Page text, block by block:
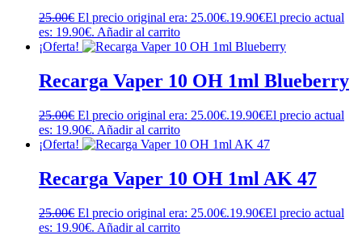
25.00€ El precio original era: 25.00€.19.90€El precio actual
es: 19.90€. Añadir al carrito
¡Oferta!
Recarga Vaper 10 OH 1ml Blueberry
25.00€ El precio original era: 25.00€.19.90€El precio actual
es: 19.90€. Añadir al carrito
¡Oferta!
Recarga Vaper 10 OH 1ml AK 47
25.00€ El precio original era: 25.00€.19.90€El precio actual
es: 19.90€. Añadir al carrito